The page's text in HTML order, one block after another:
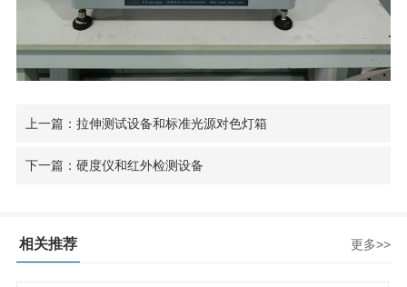
上一篇：拉伸测试设备和标准光源对色灯箱
下一篇：硬度仪和红外检测设备
相关推荐 更多>>